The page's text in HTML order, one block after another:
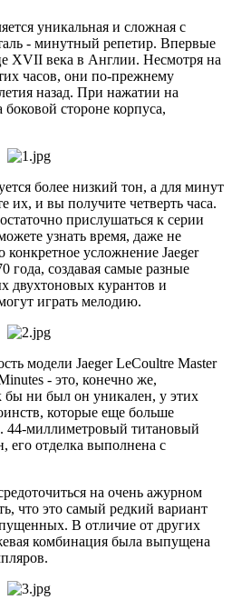
уникальная и сложная с
- минутный репетир. Впервые
XVII века в Англии. Несмотря на
часов, они по-прежнему
назад. При нажатии на
стороне корпуса,
более низкий тон, а для минут
их, и вы получите четверть часа.
прислушаться к серии
узнать время, даже не
конкретное усложнение Jaeger
года, создавая самые разные
двухтоновых курантов и
играть мелодию.
модели Jaeger LeCoultre Master
- это, конечно же,
ни был он уникален, у этих
которые еще больше
44-миллиметровый титановый
его отделка выполнена с
на очень ажурном
что это самый редкий вариант
В отличие от других
комбинация была выпущена